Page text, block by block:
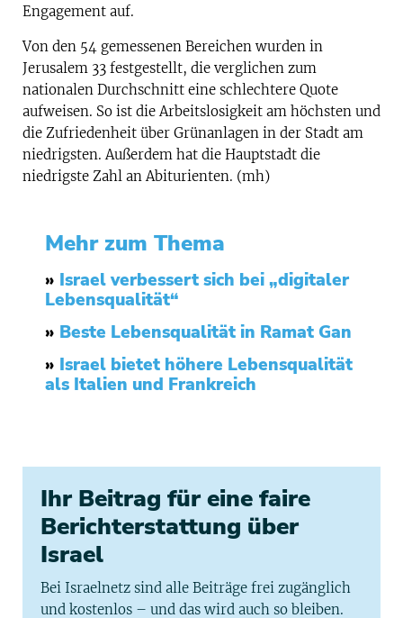
Engagement auf.
Von den 54 gemessenen Bereichen wurden in
Jerusalem 33 festgestellt, die verglichen zum
nationalen Durchschnitt eine schlechtere Quote
aufweisen. So ist die Arbeitslosigkeit am höchsten und
die Zufriedenheit über Grünanlagen in der Stadt am
niedrigsten. Außerdem hat die Hauptstadt die
niedrigste Zahl an Abiturienten. (mh)
Mehr zum Thema
» Israel verbessert sich bei „digitaler
Lebensqualität“
» Beste Lebensqualität in Ramat Gan
» Israel bietet höhere Lebensqualität
als Italien und Frankreich
Ihr Beitrag für eine faire
Berichterstattung über
Israel
Bei Israelnetz sind alle Beiträge frei zugänglich
und kostenlos – und das wird auch so bleiben.